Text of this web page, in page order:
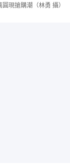
現搶購潮（林勇 攝）